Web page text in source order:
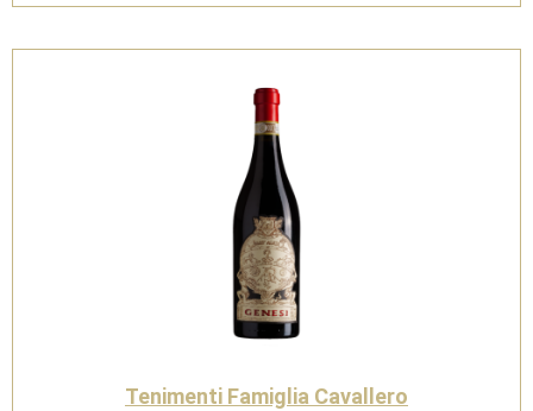
2020
Famiglia
Tenimenti Famiglia Cavallero